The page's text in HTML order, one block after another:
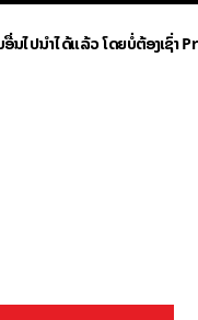
ນໄປນຳໄດ້ແລ້ວ ໂດຍບໍ່ຕ້ອງເຊົ່າ